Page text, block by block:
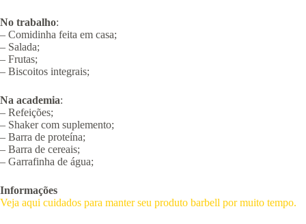
No trabalho:
– Comidinha feita em casa;
– Salada;
– Frutas;
– Biscoitos integrais;
Na academia:
– Refeições;
– Shaker com suplemento;
– Barra de proteína;
– Barra de cereais;
– Garrafinha de água;
Informações
Veja aqui cuidados para manter seu produto barbell por muito tempo.